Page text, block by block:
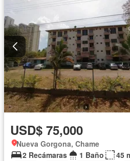
USD$ 75,000
Nueva Gorgona, Chame
2 Recámaras
1 Baño
45